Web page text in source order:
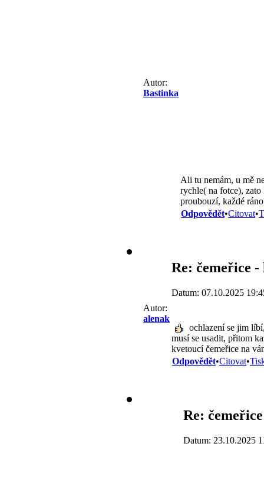
Autor:
Bastinka
Ali tu nemám, u mě
rychle( na fotce),
proubouzí, každé
Odpovědět•Citovat•
Autor:
alenak
Re: čemeřice -
Datum: 07.10.2025
ochlazení se jim
musí se usadit, přitom
kvetoucí čemeřice na
Odpovědět•Citovat•
Re:
Datum: 23.10.2025